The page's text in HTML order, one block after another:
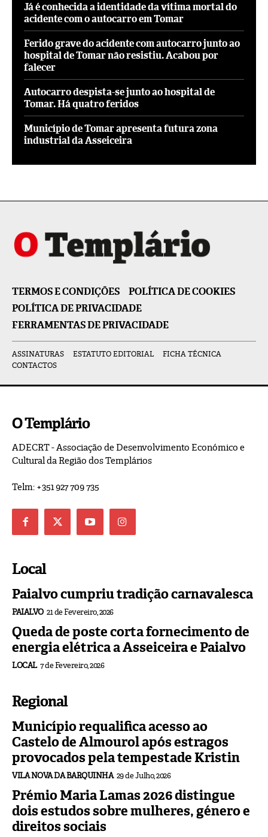
Já é conhecida a identidade da vítima mortal do
acidente com o autocarro em Tomar
Ferido grave do acidente com autocarro junto ao
hospital de Tomar não resistiu. Acabou por
falecer
Autocarro despista-se junto ao hospital de
Tomar. Há quatro feridos
Município de Tomar apresenta futura zona
industrial da Asseiceira
TERMOS E CONDIÇÕES
POLÍTICA DE COOKIES
POLÍTICA DE PRIVACIDADE
FERRAMENTAS DE PRIVACIDADE
ASSINATURAS ESTATUTO EDITORIAL
FICHA TÉCNICA
CONTACTOS
O Templário
ADECRT - Associação de Desenvolvimento Económico e
Cultural da Região dos Templários
Telm: +351 927 709 735
Local
Paialvo cumpriu tradição carnavalesca
PAIALVO 21 de Fevereiro, 2026
Queda de poste corta fornecimento de
energia elétrica a Asseiceira e Paialvo
LOCAL 7 de Fevereiro, 2026
Regional
Município requalifica acesso ao
Castelo de Almourol após estragos
provocados pela tempestade Kristin
VILA NOVA DA BARQUINHA 29 de Julho, 2026
Prémio Maria Lamas 2026 distingue
dois estudos sobre mulheres, género e
direitos sociais